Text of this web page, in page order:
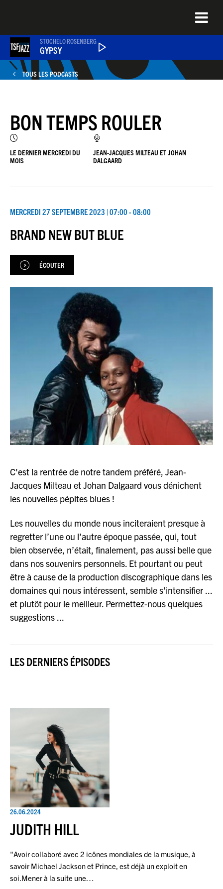
principal
ÉMISSIONS
NEWS
QUEL ÉTAIT CE TITRE ?
JAZZENDA
JEU DU JOUR
ESPACEPREMIUM
STOCHELO ROSENBERG
GYPSY
TOUS LES PODCASTS
BON TEMPS ROULER
LE DERNIER MERCREDI DU
MOIS
JEAN-JACQUES MILTEAU ET JOHAN
DALGAARD
MERCREDI 27 SEPTEMBRE 2023 | 07:00 - 08:00
BRAND NEW BUT BLUE
ÉCOUTER
C'est la rentrée de notre tandem préféré, Jean-
Jacques Milteau et Johan Dalgaard vous dénichent
les nouvelles pépites blues !
Les nouvelles du monde nous inciteraient presque à
regretter l’une ou l’autre époque passée, qui, tout
bien observée, n’était, finalement, pas aussi belle que
dans nos souvenirs personnels. Et pourtant ou peut
être à cause de la production discographique dans les
domaines qui nous intéressent, semble s’intensifier ...
et plutôt pour le meilleur. Permettez-nous quelques
suggestions ...
LES DERNIERS ÉPISODES
26.06.2024
JUDITH HILL
"Avoir collaboré avec 2 icônes mondiales de la musique, à
savoir Michael Jackson et Prince, est déjà un exploit en
soi.Mener à la suite une…